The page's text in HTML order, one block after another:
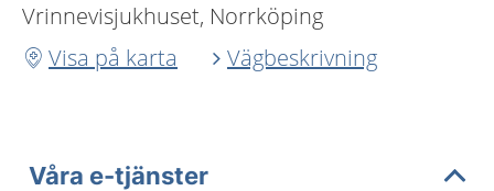
Vrinnevisjukhuset, Norrköping
Visa på karta
Vägbeskrivning
Våra e-tjänster